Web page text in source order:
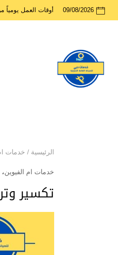
09/08/2026 أوقات العمل يومياً من 7 صباحاً إلى 12
الرئيسية / خدمات
خدمات ام الفيوين،
تكسير